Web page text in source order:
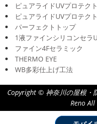
ピュアライドUVプロテク
ピュアライドUVプロテク
パーフェクトトップ
1液ファインシリコンセラ
ファイン4Fセラミック
THERMO EYE
WB多彩仕上げ工法
Copyright © 神奈川の屋根・
Reno All